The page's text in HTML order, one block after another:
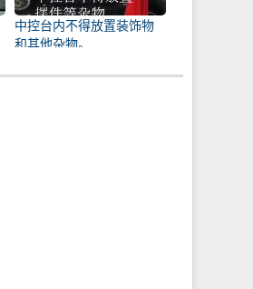
中控台内不得放置装饰物
和其他杂物。